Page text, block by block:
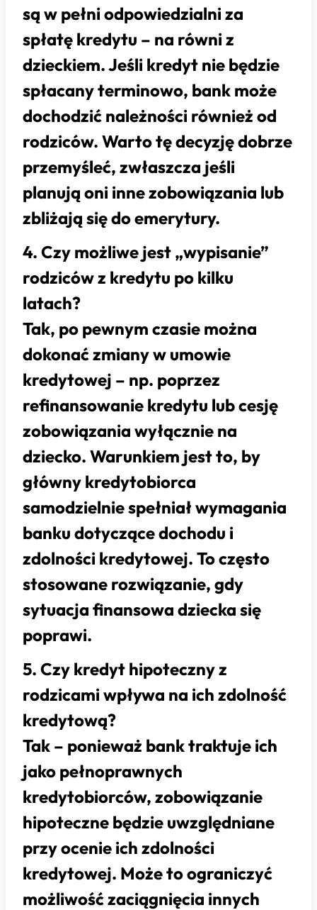
są w pełni odpowiedzialni za
spłatę kredytu – na równi z
dzieckiem. Jeśli kredyt nie będzie
spłacany terminowo, bank może
dochodzić należności również od
rodziców. Warto tę decyzję dobrze
przemyśleć, zwłaszcza jeśli
planują oni inne zobowiązania lub
zbliżają się do emerytury.
4. Czy możliwe jest „wypisanie”
rodziców z kredytu po kilku
latach?
Tak, po pewnym czasie można
dokonać zmiany w umowie
kredytowej – np. poprzez
refinansowanie kredytu lub cesję
zobowiązania wyłącznie na
dziecko. Warunkiem jest to, by
główny kredytobiorca
samodzielnie spełniał wymagania
banku dotyczące dochodu i
zdolności kredytowej. To często
stosowane rozwiązanie, gdy
sytuacja finansowa dziecka się
poprawi.
5. Czy kredyt hipoteczny z
rodzicami wpływa na ich zdolność
kredytową?
Tak – ponieważ bank traktuje ich
jako pełnoprawnych
kredytobiorców, zobowiązanie
hipoteczne będzie uwzględniane
przy ocenie ich zdolności
kredytowej. Może to ograniczyć
możliwość zaciągnięcia innych